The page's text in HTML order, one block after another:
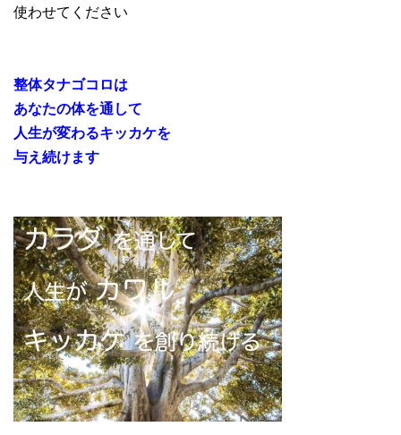
使わせてください
整体タナゴコロは
あなたの体を通して
人生が変わるキッカケを
与え続けます